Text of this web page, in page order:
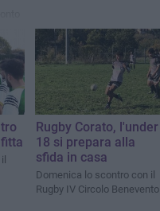
Rugby Corato, l'under
18 si prepara alla
sfida in casa
Domenica lo scontro con il
Rugby IV Circolo Benevento